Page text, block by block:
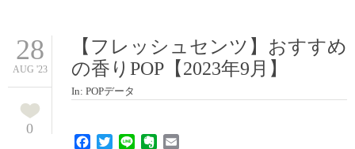
28
AUG '23
0
【フレッシュセンツ】おすすめ
の香りPOP【2023年9月】
In: POPデータ
FacebookTwitterLine Evernote